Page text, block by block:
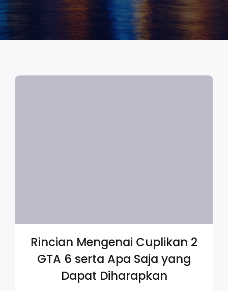
Rincian Mengenai Cuplikan 2
GTA 6 serta Apa Saja yang
Dapat Diharapkan